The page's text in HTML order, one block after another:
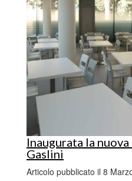
Inaugurata la
Gaslini
Articolo pubblicato il 8